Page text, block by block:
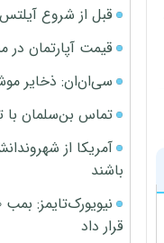
قبل از شروع
قیمت آپارتمان در منطقه 22 تهران
سی‌ان‌ان: ذخایر
تماس بن‌سلمان با
آمریکا از
باشند
قرار داد